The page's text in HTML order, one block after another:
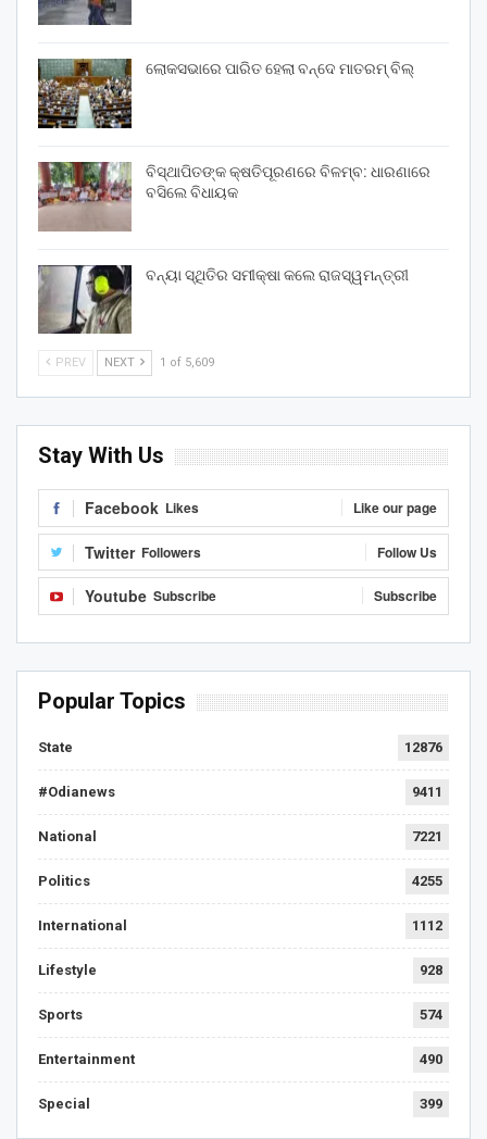
ଲୋକସଭାରେ ପାରିତ ହେଲା ବନ୍ଦେ ମାତରମ୍‌ ବିଲ୍‌
ବିସ୍ଥାପିତଙ୍କ କ୍ଷତିପୂରଣରେ ବିଳମ୍ବ: ଧାରଣାରେ
ବସିଲେ ବିଧାୟକ
ବନ୍ୟା ସ୍ଥିତିର ସମୀକ୍ଷା କଲେ ରାଜସ୍ୱମନ୍ତ୍ରୀ
PREV NEXT 1 of 5,609
Stay With Us
Facebook Likes Like our page
Twitter Followers Follow Us
Youtube Subscribe Subscribe
Popular Topics
State 12876
#Odianews 9411
National 7221
Politics 4255
International 1112
Lifestyle 928
Sports 574
Entertainment 490
Special 399